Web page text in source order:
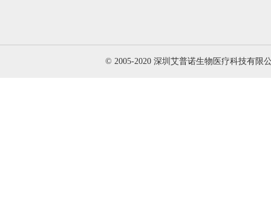
© 2005-2020 深圳艾普诺生物医疗科技有